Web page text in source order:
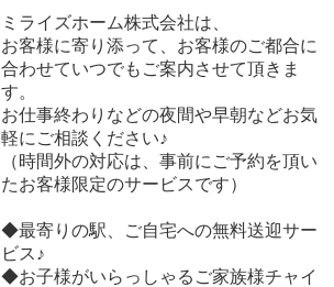
ミライズホーム株式会社は、
お客様に寄り添って、お客様のご都合に
合わせていつでもご案内させて頂きま
す。
お仕事終わりなどの夜間や早朝などお気
軽にご相談ください♪
（時間外の対応は、事前にご予約を頂い
たお客様限定のサービスです）
◆最寄りの駅、ご自宅への無料送迎サー
ビス♪
◆お子様がいらっしゃるご家族様チャイ